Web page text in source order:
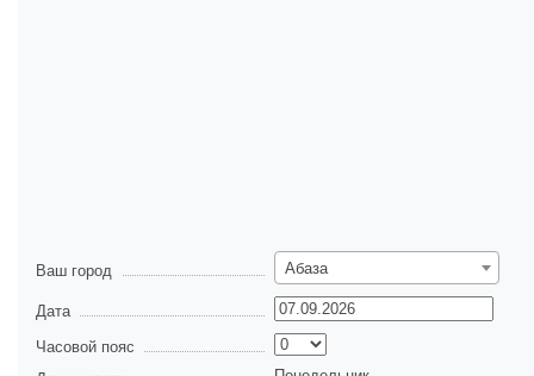
Ваш город Абаза
Дата
Часовой пояс